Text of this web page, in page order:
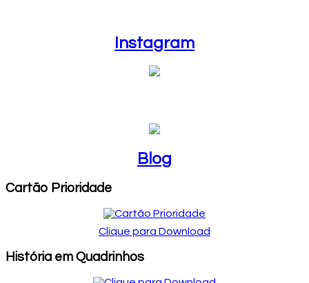
Instagram
Blog
Cartão Prioridade
Clique para Download
História em Quadrinhos